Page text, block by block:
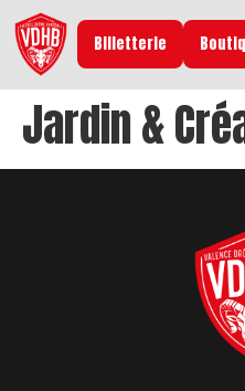
Billetterie
Jardin &